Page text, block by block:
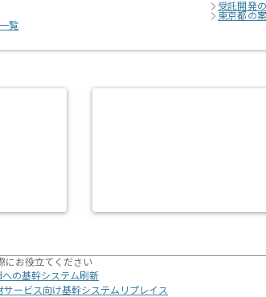
受託開発
東京都の
覧
にお役立てください
への基幹システム刷新
ービス向け基幹システムリプレイス